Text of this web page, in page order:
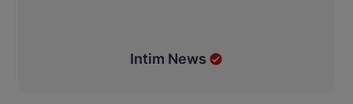
Intim News